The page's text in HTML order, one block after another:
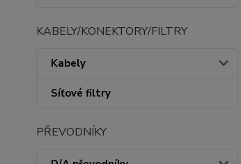
KABELY/KONEKTORY/FILTRY
Kabely
Síťové filtry
PŘEVODNÍKY